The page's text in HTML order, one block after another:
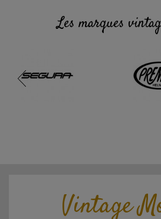
Les marques
Vintage